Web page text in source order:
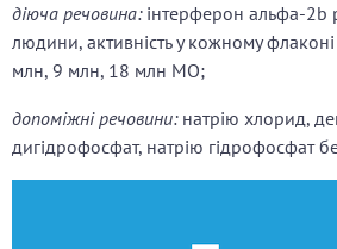
діюча речовина:інтерферон альфа-2b
людини, активність у кожному
млн, 9 млн, 18 млн МО;
допоміжні речовини:натрію хлорид,
дигідрофосфат, натрію гідрофосфат